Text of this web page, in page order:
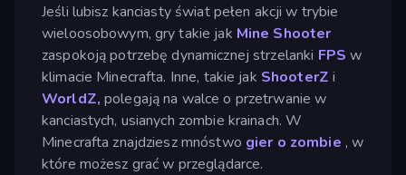
Jeśli lubisz kanciasty świat pełen akcji w trybie
wieloosobowym, gry takie jak Mine Shooter
zaspokoją potrzebę dynamicznej strzelanki FPS w
klimacie Minecrafta. Inne, takie jak ShooterZ i
WorldZ, polegają na walce o przetrwanie w
kanciastych, usianych zombie krainach. W
Minecrafta znajdziesz mnóstwo gier o zombie , w
które możesz grać w przeglądarce.